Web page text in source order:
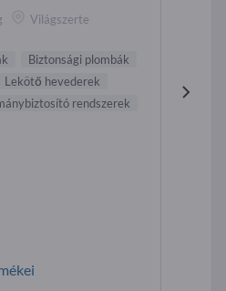
Világszerte
Biztonsági plombák
Lekötő hevederek
rendszerek